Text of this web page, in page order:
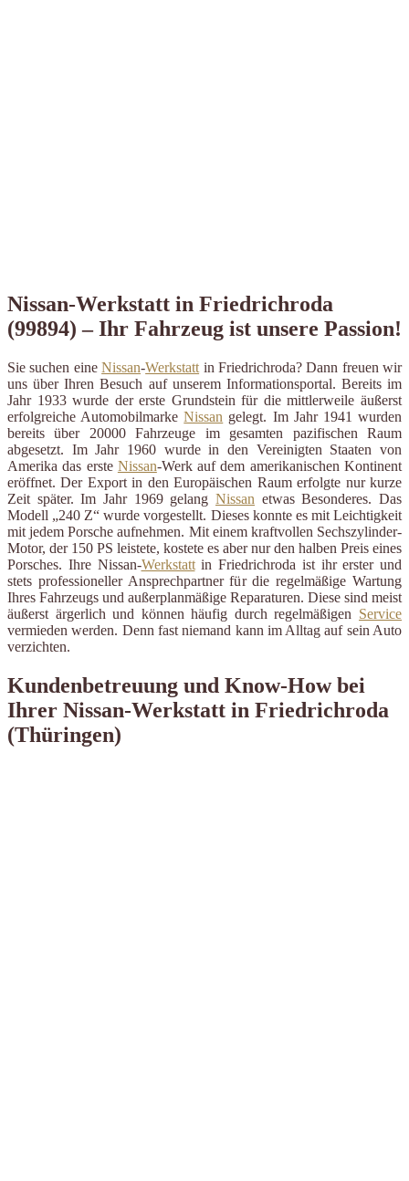
Nissan-Werkstatt in Friedrichroda
(99894) – Ihr Fahrzeug ist unsere Passion!
Sie suchen eineNissan-Werkstatt in Friedrichroda? Dann freuen wir
uns über Ihren Besuch auf unserem Informationsportal. Bereits im
Jahr 1933 wurde der erste Grundstein für die mittlerweile äußerst
erfolgreiche AutomobilmarkeNissan gelegt. Im Jahr 1941 wurden
bereits über 20000 Fahrzeuge im gesamten pazifischen Raum
abgesetzt. Im Jahr 1960 wurde in den Vereinigten Staaten von
Amerika das erste Nissan-Werk auf dem amerikanischen Kontinent
eröffnet. Der Export in den Europäischen Raum erfolgte nur kurze
Zeit später. Im Jahr 1969 gelang Nissan etwas Besonderes. Das
Modell „240 Z“ wurde vorgestellt. Dieses konnte es mit Leichtigkeit
mit jedem Porsche aufnehmen. Mit einem kraftvollen Sechszylinder-
Motor, der 150 PS leistete, kostete es aber nur den halben Preis eines
Porsches. Ihre Nissan-Werkstattin Friedrichroda ist ihr erster und
stets professioneller Ansprechpartner für die regelmäßige Wartung
Ihres Fahrzeugs und außerplanmäßige Reparaturen. Diese sind meist
äußerst ärgerlich und können häufig durch regelmäßigen Service
vermieden werden. Denn fast niemand kann im Alltag auf sein Auto
verzichten.
Kundenbetreuung und Know-How bei
Ihrer Nissan-Werkstatt in Friedrichroda
(Thüringen)